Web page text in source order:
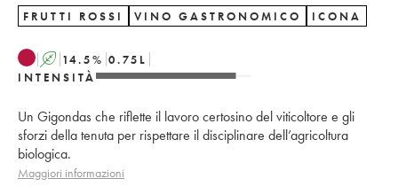
FRUTTI ROSSI VINO GASTRONOMICO ICONA
A 14.5% 0.75 L
INTENSITÀ
Un Gigondas che riflette il lavoro certosino del viticoltore e gli
sforzi della tenuta per rispettare il disciplinare dell’agricoltura
biologica.
Maggiori informazioni